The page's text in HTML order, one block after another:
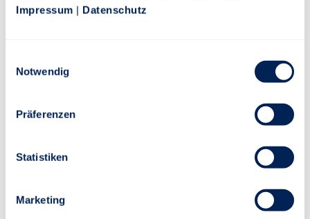
Impressum | Datenschutz
Notwendig
Präferenzen
Statistiken
Marketing